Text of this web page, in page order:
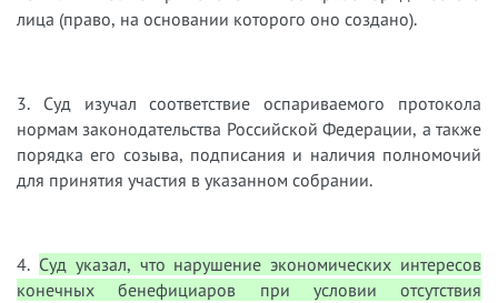
лица (право, на основании которого оно создано).
3. Суд изучал соответствие оспариваемого протокола
нормам законодательства Российской Федерации, а также
порядка его созыва, подписания и наличия полномочий
для принятия участия в указанном собрании.
4. Суд указал, что нарушение экономических интересов
конечных бенефициаров при условии отсутствия